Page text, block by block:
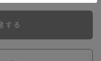
関わらず、本規約の一部
する